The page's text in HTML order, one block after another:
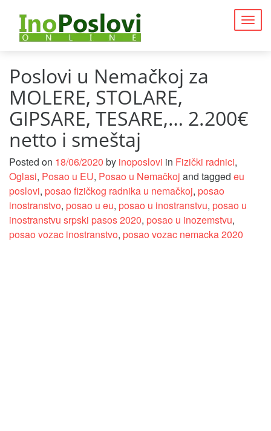
Poslovi u Nemačkoj za
MOLERE, STOLARE,
GIPSARE, TESARE,… 2.200€
netto i smeštaj
Posted on 18/06/2020 by inoposlovi in Fizički radnici,
Oglasi, Posao u EU, Posao u Nemačkoj and tagged eu
poslovi, posao fizičkog radnika u nemačkoj, posao
inostranstvo, posao u eu, posao u inostranstvu, posao u
inostranstvu srpski pasos 2020, posao u inozemstvu,
posao vozac inostranstvo, posao vozac nemacka 2020